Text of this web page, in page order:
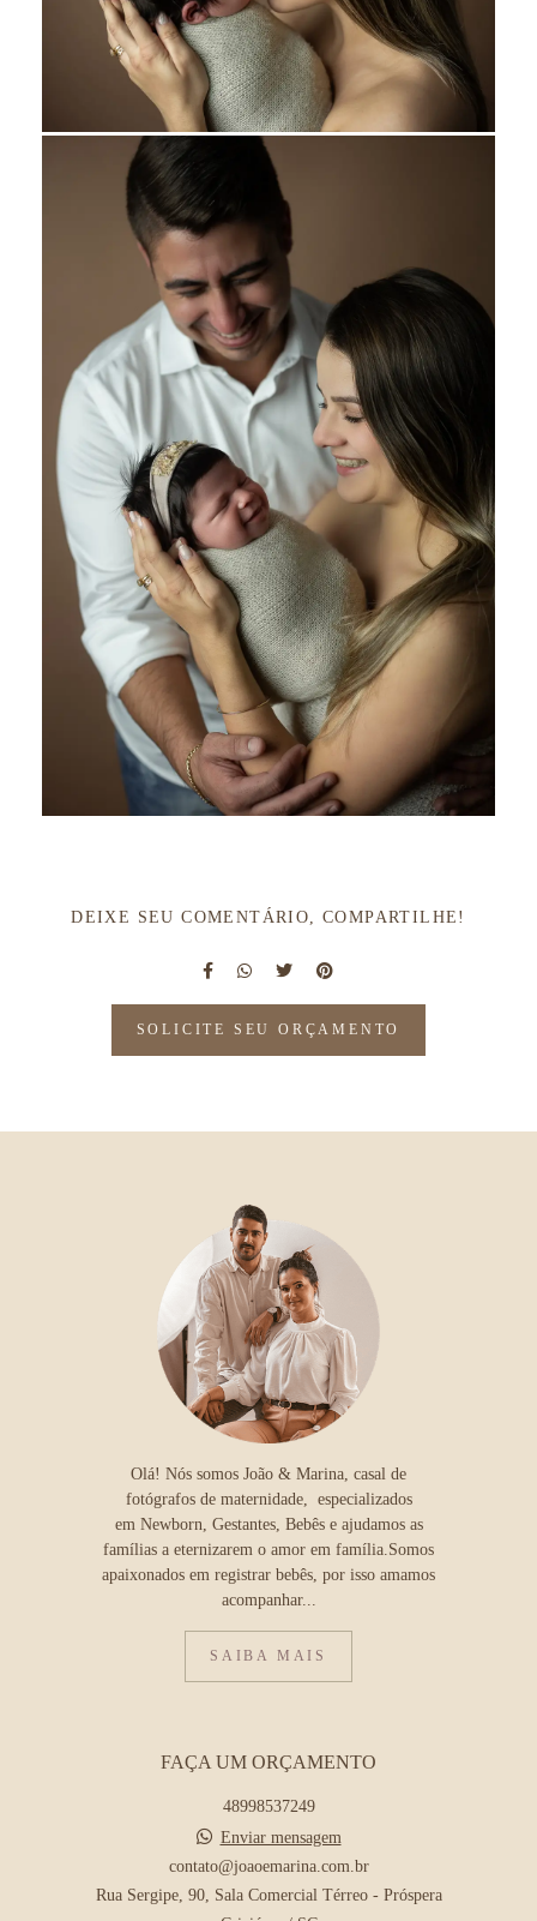
DEIXE SEU COMENTÁRIO, COMPARTILHE!
SOLICITE SEU ORÇAMENTO
Olá! Nós somos João & Marina, casal de
fotógrafos de maternidade, especializados
em Newborn, Gestantes, Bebês e ajudamos as
famílias a eternizarem o amor em família.Somos
apaixonados em registrar bebês, por isso amamos
acompanhar...
SAIBA MAIS
FAÇA UM ORÇAMENTO
48998537249
Enviar mensagem
contato@joaoemarina.com.br
Rua Sergipe, 90, Sala Comercial Térreo - Próspera